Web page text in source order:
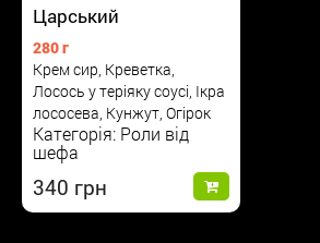
Царський
280 г
Крем сир, Креветка,
Лосось у теріяку соусі, Ікра
лососева, Кунжут, Огірок
Категорія: Роли від
шефа
340